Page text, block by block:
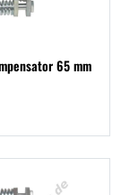
65 mm